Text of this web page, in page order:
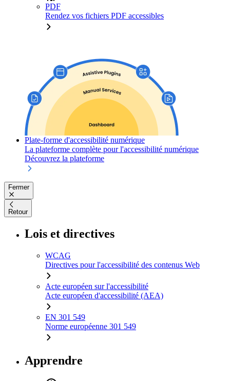
PDF
Rendez vos fichiers PDF accessibles
Plate-forme d'accessibilité numérique
La plateforme complète pour l'accessibilité numérique
Découvrez la plateforme
Fermer
Retour
Lois et directives
WCAG
Directives pour l'accessibilité des contenus Web
Acte européen sur l'accessibilité
Acte européen d'accessibilité (AEA)
EN 301 549
Norme européenne 301 549
Apprendre